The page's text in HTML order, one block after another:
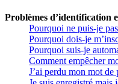
Problèmes d’identification
Pourquoi ne puis-je
Pourquoi dois-je
Pourquoi suis-je
Comment empêcher
J’ai perdu mon mot de